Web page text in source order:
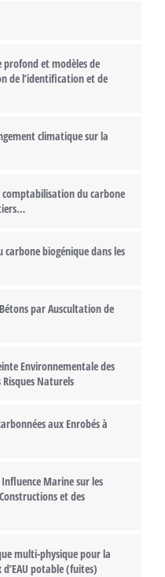
profond et modèles de
de l’identification et de
climatique sur la
comptabilisation du carbone
carbone biogénique dans les
Bétons par Auscultation de
Environnementale des
Naturels
aux Enrobés à
Influence Marine sur les
et des
multi-physique pour la
potable (fuites)